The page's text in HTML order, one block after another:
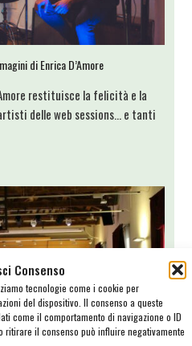
Consenso
tecnologie come i cookie per
del dispositivo. Il consenso a queste
come il comportamento di navigazione o ID
ritirare il consenso può influire negativamente
di Enrica D’Amore
restituisce la felicità e la
delle web sessions... e tanti